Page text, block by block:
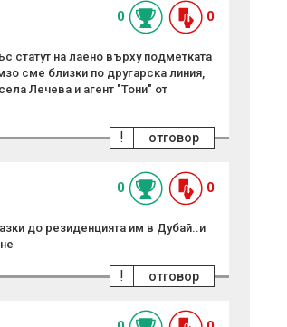
0 0
статут на лаено върху подметката
сме близки по другарска линия,
Лечева и агент "Тони" от
отговор
!
0 0
до резиденцията им в Дубай..и
отговор
!